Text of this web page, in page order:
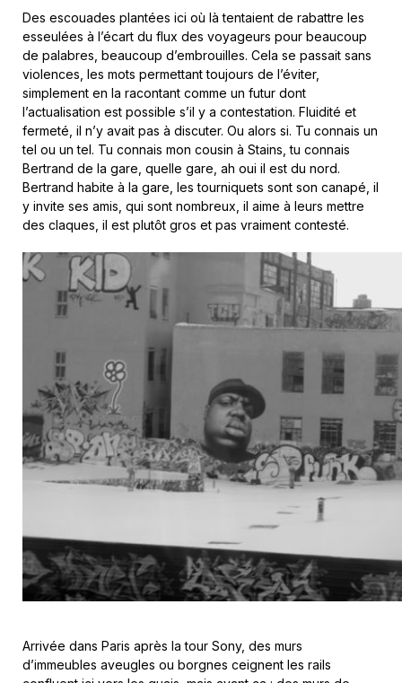
Des escouades plantées ici où là tentaient de rabattre les
esseulées à l’écart du flux des voyageurs pour beaucoup
de palabres, beaucoup d’embrouilles. Cela se passait sans
violences, les mots permettant toujours de l’éviter,
simplement en la racontant comme un futur dont
l’actualisation est possible s’il y a contestation. Fluidité et
fermeté, il n’y avait pas à discuter. Ou alors si. Tu connais un
tel ou un tel. Tu connais mon cousin à Stains, tu connais
Bertrand de la gare, quelle gare, ah oui il est du nord.
Bertrand habite à la gare, les tourniquets sont son canapé, il
y invite ses amis, qui sont nombreux, il aime à leurs mettre
des claques, il est plutôt gros et pas vraiment contesté.
Arrivée dans Paris après la tour Sony, des murs
d’immeubles aveugles ou borgnes ceignent les rails